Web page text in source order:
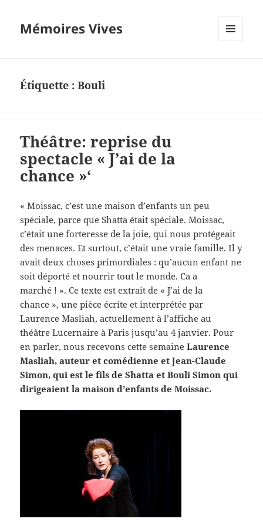
Mémoires Vives
Étiquette :Bouli
Théâtre: reprise du
spectacle « J’ai de la
chance »‘
« Moissac, c’est une maison d’enfants un peu
spéciale, parce que Shatta était spéciale. Moissac,
c’était une forteresse de la joie, qui nous protégeait
des menaces. Et surtout, c’était une vraie famille. Il y
avait deux choses primordiales : qu’aucun enfant ne
soit déporté et nourrir tout le monde. Ca a
marché ! ». Ce texte est extrait de « J’ai de la
chance », une pièce écrite et interprétée par
Laurence Masliah, actuellement à l’affiche au
théâtre Lucernaire à Paris jusqu’au 4 janvier. Pour
en parler, nous recevons cette semaineLaurence
Masliah, auteur et comédienne et Jean-Claude
Simon, qui est le fils de Shatta et Bouli Simon qui
dirigeaient la maison d’enfants de Moissac.